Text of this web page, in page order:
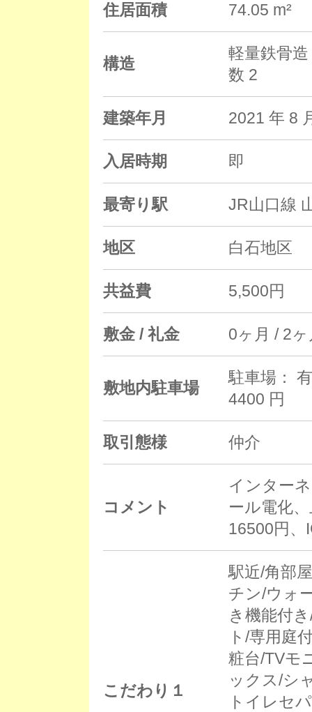
住居面積 74.05 m²
構造
軽量鉄骨
数 2
建築年月 2021 年
入居時期 即
最寄り駅 JR山口線
地区 白石地区
共益費 5,500円
敷金 / 礼金 0ヶ月 / 2ヶ
敷地内駐車場
駐車場：
4400 円
取引態様 仲介
コメント
インター
ール電化
16500円、
こだわり１
駅近/角部
チン/ウォ
き機能付
ト/専用庭
粧台/TVモ
ックス/シ
トイレセ